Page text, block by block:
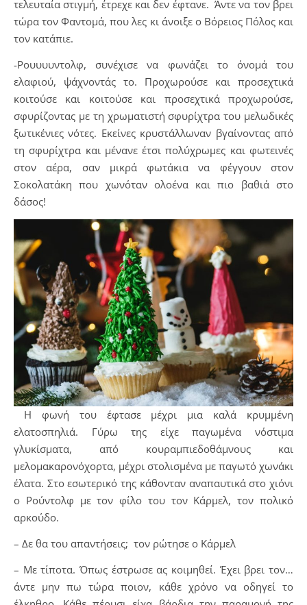
τελευταία στιγμή, έτρεχε και δεν έφτανε. Άντε να τον βρει
τώρα τον Φαντομά, που λες κι άνοιξε ο Βόρειος Πόλος και
τον κατάπιε.
-Ρουυυυντολφ, συνέχισε να φωνάζει το όνομά του
ελαφιού, ψάχνοντάς το. Προχωρούσε και προσεχτικά
κοιτούσε και κοιτούσε και προσεχτικά προχωρούσε,
σφυρίζοντας με τη χρωματιστή σφυρίχτρα του μελωδικές
ξωτικένιες νότες. Εκείνες κρυστάλλωναν βγαίνοντας από
τη σφυρίχτρα και μένανε έτσι πολύχρωμες και φωτεινές
στον αέρα, σαν μικρά φωτάκια να φέγγουν στον
Σοκολατάκη που χωνόταν ολοένα και πιο βαθιά στο
δάσος!
Η φωνή του έφτασε μέχρι μια καλά κρυμμένη
ελατοσπηλιά. Γύρω της είχε παγωμένα νόστιμα
γλυκίσματα, από κουραμπιεδοθάμνους και
μελομακαρονόχορτα, μέχρι στολισμένα με παγωτό χωνάκι
έλατα. Στο εσωτερικό της κάθονταν αναπαυτικά στο χιόνι
ο Ρούντολφ με τον φίλο του τον Κάρμελ, τον πολικό
αρκούδο.
– Δε θα του απαντήσεις; τον ρώτησε ο Κάρμελ
– Με τίποτα. Όπως έστρωσε ας κοιμηθεί. Έχει βρει τον…
άντε μην πω τώρα ποιον, κάθε χρόνο να οδηγεί το